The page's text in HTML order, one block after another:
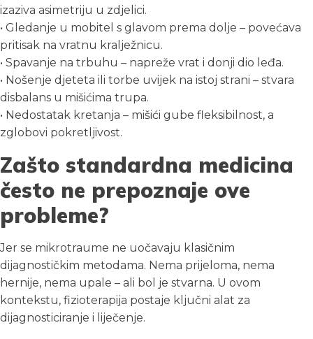
izaziva asimetriju u zdjelici.
• Gledanje u mobitel s glavom prema dolje – povećava
pritisak na vratnu kralježnicu.
• Spavanje na trbuhu – napreže vrat i donji dio leđa.
• Nošenje djeteta ili torbe uvijek na istoj strani – stvara
disbalans u mišićima trupa.
• Nedostatak kretanja – mišići gube fleksibilnost, a
zglobovi pokretljivost.
Zašto standardna medicina
često ne prepoznaje ove
probleme?
Jer se mikrotraume ne uočavaju klasičnim
dijagnostičkim metodama. Nema prijeloma, nema
hernije, nema upale – ali bol je stvarna. U ovom
kontekstu, fizioterapija postaje ključni alat za
dijagnosticiranje i liječenje.